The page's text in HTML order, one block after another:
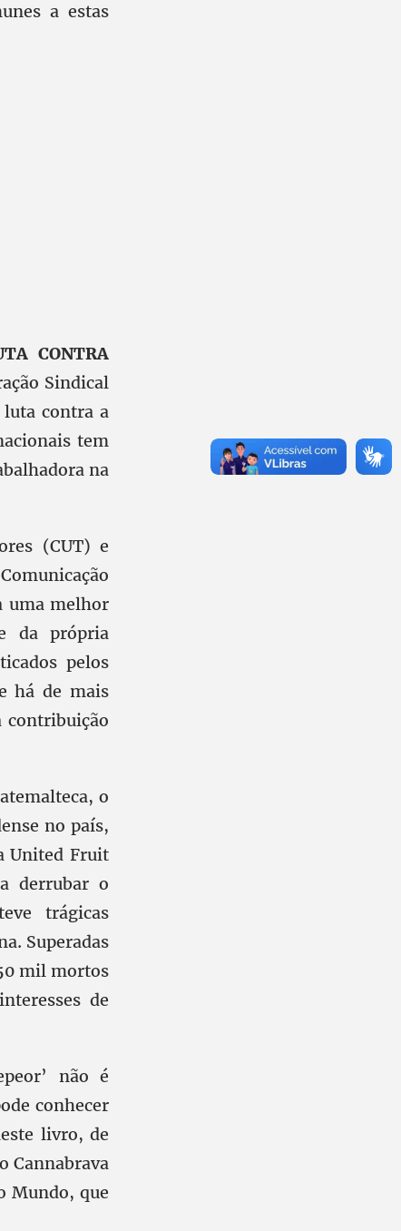
a estas
CONTRA
Sindical
contra a
tem
na
(CUT) e
uma melhor
da própria
pelos
há de mais
contribuição
o
no país,
United Fruit
derrubar o
trágicas
Superadas
mil mortos
de
não é
conhecer
livro, de
Cannabrava
Mundo, que